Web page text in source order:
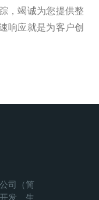
，竭诚为您提供整
响应就是为客户创
司（简
发、生